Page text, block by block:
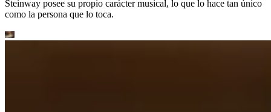
Steinway posee su propio carácter musical, lo que lo hace tan único
como la persona que lo toca.